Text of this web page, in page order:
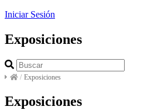
Iniciar Sesión
Exposiciones
/ Exposiciones
Exposiciones